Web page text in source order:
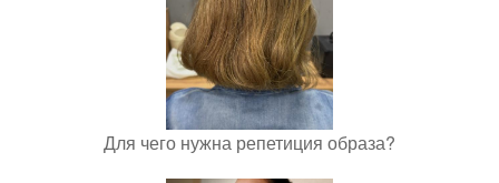
Для чего нужна репетиция образа?